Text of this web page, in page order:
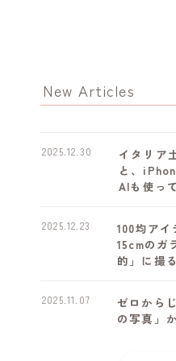
New Articles
イタリア
と、
AIも使っ
2025.12.30
100均アイ
15cmのガ
的」に撮
2025.12.23
ゼロから
の写真」
2025.11.07